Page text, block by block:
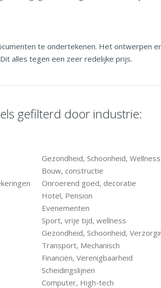
te ondertekenen. Het ontwerpen
alles tegen een zeer redelijke prijs.
gefilterd door industrie:
Gezondheid, Schoonheid, Wellness
Bouw, constructie
Onroerend goed, decoratie
Hotel, Pension
Evenementen
Sport, vrije tijd, wellness
Gezondheid, Schoonheid,
Transport, Mechanisch
Financiën, Verenigbaarheid
Scheidingslijnen
Computer, High-tech